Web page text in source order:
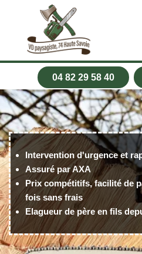
04 82 29 58 40
Intervention d'urgence et
Assuré par AXA
Prix compétitifs, facilité de
fois sans frais
Elagueur de père en fils